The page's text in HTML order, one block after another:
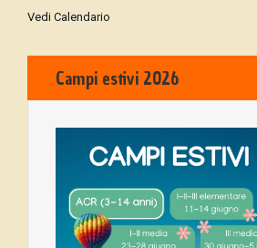
Vedi Calendario
Campi estivi 2026